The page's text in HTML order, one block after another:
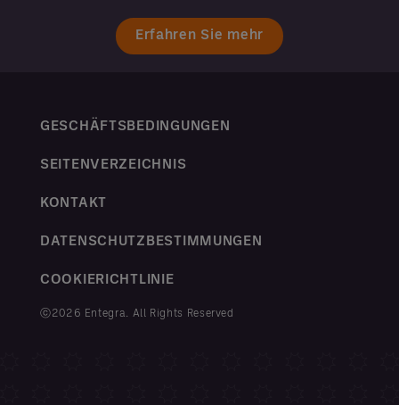
Erfahren Sie mehr
GESCHÄFTSBEDINGUNGEN
SEITENVERZEICHNIS
KONTAKT
DATENSCHUTZBESTIMMUNGEN
COOKIERICHTLINIE
ⓒ2026 Entegra. All Rights Reserved